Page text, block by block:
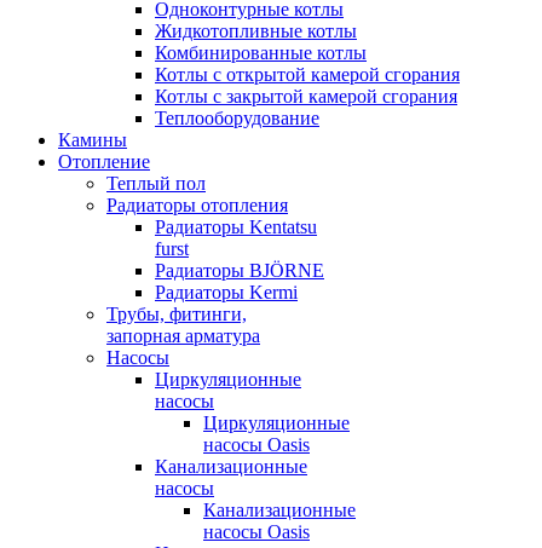
Одноконтурные котлы
Жидкотопливные котлы
Комбинированные котлы
Котлы с открытой камерой сгорания
Котлы с закрытой камерой сгорания
Теплооборудование
Камины
Отопление
Теплый пол
Радиаторы отопления
Радиаторы Kentatsu
furst
Радиаторы BJÖRNE
Радиаторы Kermi
Трубы, фитинги,
запорная арматура
Насосы
Циркуляционные
насосы
Циркуляционные
насосы Oasis
Канализационные
насосы
Канализационные
насосы Oasis